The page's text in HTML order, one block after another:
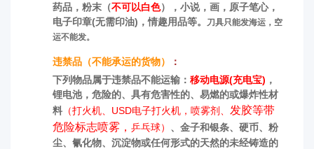
药品，粉末（不可以白色），小说，画，原子笔心，
电子印章(无需印油)，情趣用品等。
刀具只能发海运，空
运不能发。
违禁品（不能承运的货物）
：
下列物品属于违禁品不能运输： 移动电源(充电宝) ，
锂电池， 危险的、具有危害性的、易燃的或爆炸性材
料 （打火机、USD电子打火机，喷雾剂、 发胶等带
危险标志喷雾， 乒乓球） 、金子和银条、硬币、粉
尘、氰化物、沉淀物或任何形式的天然的未经铸造的